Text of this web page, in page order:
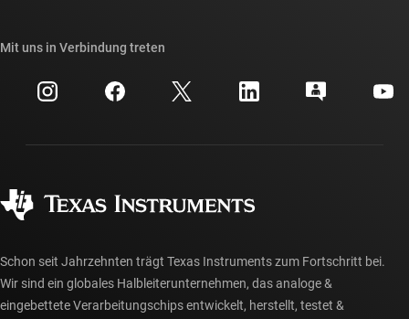
Investorenbeziehungen
Fertigung
Querverweis-Suche
Kundensupportzentrum
myTI-Konto FAQs
Häufig gestellte Fragen zu Bestellungen
Mit uns in Verbindung treten
Schon seit Jahrzehnten trägt Texas Instruments zum Fortschritt bei.
Wir sind ein globales Halbleiterunternehmen, das analoge &
eingebettete Verarbeitungschips entwickelt, herstellt, testet &